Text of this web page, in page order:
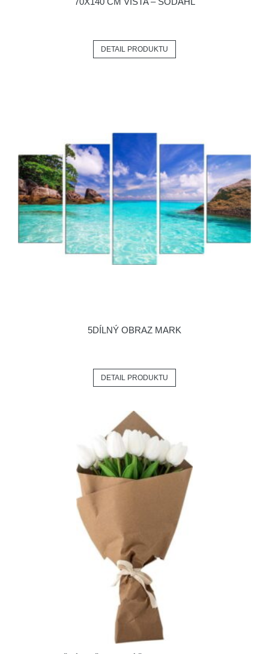
DETAIL PRODUKTU
5DÍLNÝ OBRAZ MARK
DETAIL PRODUKTU